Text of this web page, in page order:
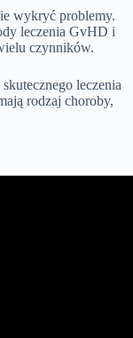
wykryć problemy.
leczenia GvHD i
czynników.
leczenia
rodzaj choroby,